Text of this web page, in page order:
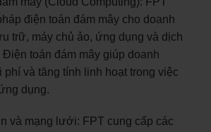
điện toán đám mây cho doanh
trữ, máy chủ ảo, ứng dụng và dịch
toán đám mây giúp doanh
phí và tăng tính linh hoạt trong việc
dụng.
và mạng lưới: FPT cung cấp các